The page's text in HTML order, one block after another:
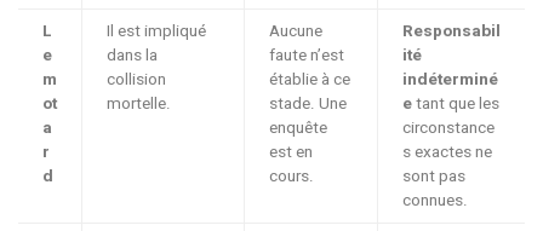
L
e
m
ot
a
r
d
Il est impliqué
dans la
collision
mortelle.
Aucune
faute n’est
établie à ce
stade. Une
enquête
est en
cours.
Responsabil
ité
indéterminé
etant que les
circonstance
s exactes ne
sont pas
connues.